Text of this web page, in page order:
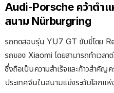
Audi-Porsche คว้าตำแ
สนาม Nürburgring
รถทดสอบรุ่น YU7 GT ขับขี่โดย
รถของ Xiaomi โดยสามารถทำเวล
ซึ่งถือเป็นความสำเร็จและก้าวสำคั
ประเทศจีนในสนามแข่งระดับโลกแห่